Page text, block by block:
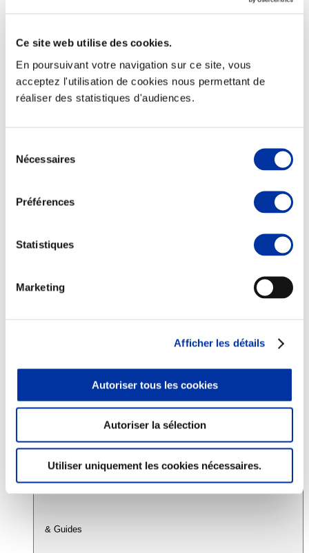
Ce site web utilise des cookies.
En poursuivant votre navigation sur ce site, vous
acceptez l'utilisation de cookies nous permettant de
réaliser des statistiques d'audiences.
Nécessaires
Préférences
Statistiques
Marketing
Afficher les détails
Autoriser tous les cookies
Autoriser la sélection
Utiliser uniquement les cookies nécessaires.
Transport – mise en marché
Abattoir
Viandes et santé
Juste rémunération et attractivité des métiers
Sources d’information
Accords
& Guides